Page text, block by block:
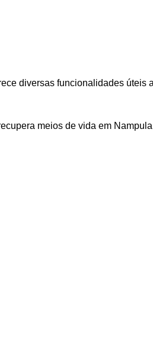
diversas funcionalidades úteis
meios de vida em Nampula